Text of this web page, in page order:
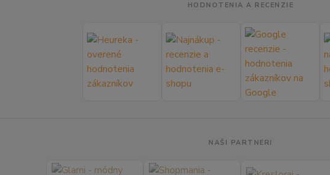
HODNOTENIA A RECENZIE
NAŠI PARTNERI